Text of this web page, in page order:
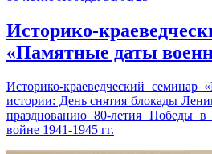
Историко-
«Памятные даты
Историко-краеведческий семинар
истории: День снятия блокады
празднованию 80-летия Победы в
войне 1941-1945 гг.